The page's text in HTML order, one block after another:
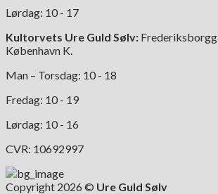
Lørdag: 10 - 17
Kultorvets Ure Guld Sølv:
København K.
Man – Torsdag: 10 - 18
Fredag: 10 - 19
Lørdag: 10 - 16
CVR: 10692997
Copyright 2026 © Ure Guld Sølv